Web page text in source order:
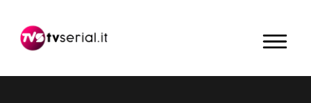
navigazione
contenuto
barra
primaria
MENU